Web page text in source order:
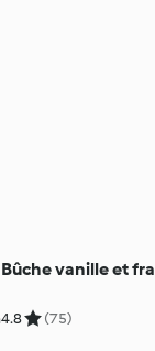
Bûche vanille et
4.8 (75)